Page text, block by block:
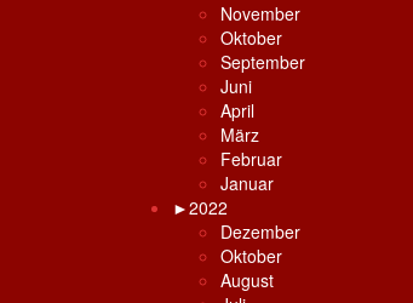
November
Oktober
September
Juni
April
März
Februar
Januar
►2022
Dezember
Oktober
August